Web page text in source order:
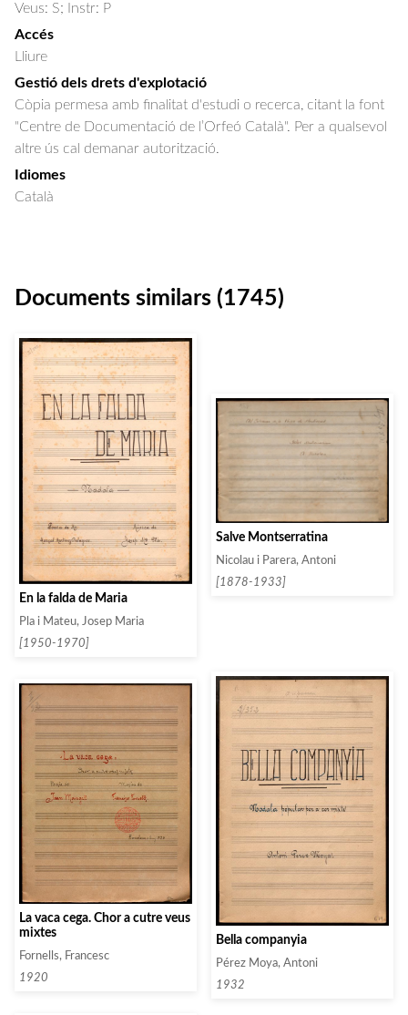
Veus: S; Instr: P
Accés
Lliure
Gestió dels drets d'explotació
Còpia permesa amb finalitat d'estudi o recerca, citant la font
"Centre de Documentació de l’Orfeó Català". Per a qualsevol
altre ús cal demanar autorització.
Idiomes
Català
Documents similars (1745)
En la falda de Maria
Pla i Mateu, Josep Maria
[1950-1970]
Salve Montserratina
Nicolau i Parera, Antoni
[1878-1933]
La vaca cega. Chor a cutre veus
mixtes
Fornells, Francesc
1920
Bella companyia
Pérez Moya, Antoni
1932